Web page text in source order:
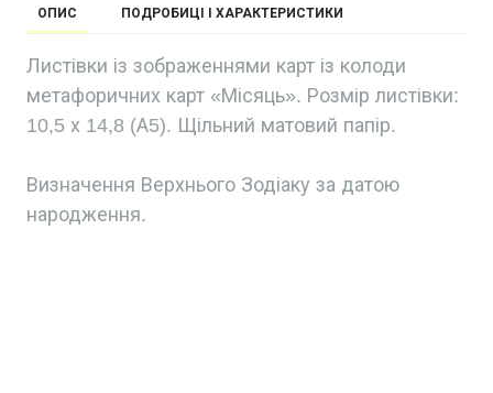
ОПИС ПОДРОБИЦІ І ХАРАКТЕРИСТИКИ
Листівки із зображеннями карт із колоди
метафоричних карт «Місяць». Розмір листівки:
10,5 х 14,8 (А5). Щільний матовий папір.
Визначення Верхнього Зодіаку за датою
народження.